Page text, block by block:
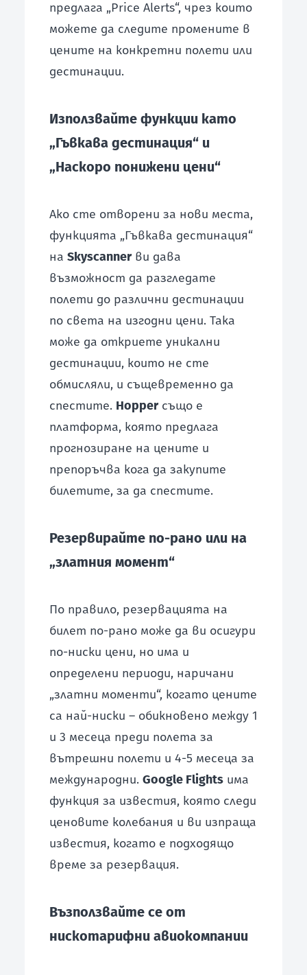
предлага „Price Alerts“, чрез които
можете да следите промените в
цените на конкретни полети или
дестинации.
Използвайте функции като
„Гъвкава дестинация“ и
„Наскоро понижени цени“
Ако сте отворени за нови места,
функцията „Гъвкава дестинация“
на Skyscannerви дава
възможност да разгледате
полети до различни дестинации
по света на изгодни цени. Така
може да откриете уникални
дестинации, които не сте
обмисляли, и същевременно да
спестите. Hopper също е
платформа, която предлага
прогнозиране на цените и
препоръчва кога да закупите
билетите, за да спестите.
Резервирайте по-рано или на
„златния момент“
По правило, резервацията на
билет по-рано може да ви осигури
по-ниски цени, но има и
определени периоди, наричани
„златни моменти“, когато цените
са най-ниски – обикновено между 1
и 3 месеца преди полета за
вътрешни полети и 4-5 месеца за
международни. Google Flights има
функция за известия, която следи
ценовите колебания и ви изпраща
известия, когато е подходящо
време за резервация.
Възползвайте се от
нискотарифни авиокомпании